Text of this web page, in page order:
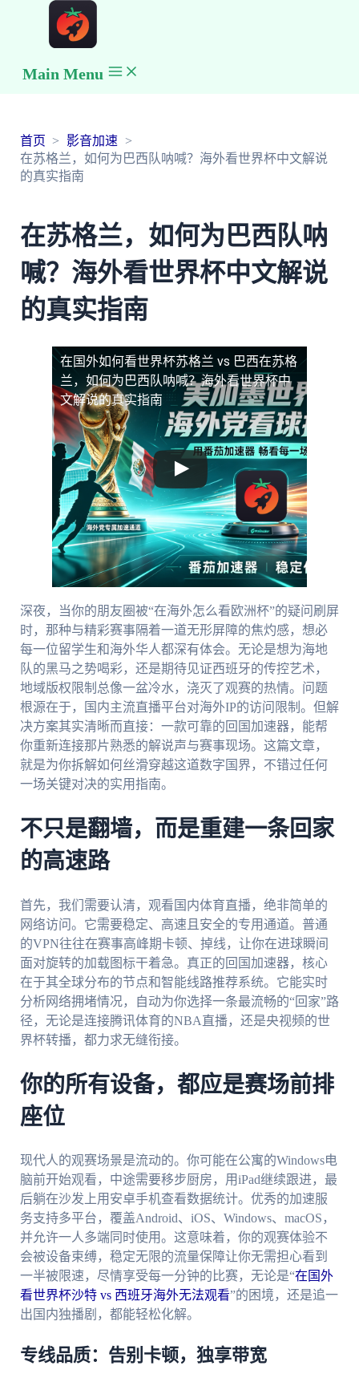
Main Menu
首页
影音加速
在苏格兰，如何为巴西队呐喊？海外看世界杯中文解说
的真实指南
在苏格兰，如何为巴西队呐
喊？海外看世界杯中文解说
的真实指南
在国外如何看世界杯苏格兰 vs 巴西在苏格
兰，如何为巴西队呐喊？海外看世界杯中
文解说的真实指南
深夜，当你的朋友圈被“在海外怎么看欧洲杯”的疑问刷屏
时，那种与精彩赛事隔着一道无形屏障的焦灼感，想必
每一位留学生和海外华人都深有体会。无论是想为海地
队的黑马之势喝彩，还是期待见证西班牙的传控艺术，
地域版权限制总像一盆冷水，浇灭了观赛的热情。问题
根源在于，国内主流直播平台对海外IP的访问限制。但解
决方案其实清晰而直接：一款可靠的回国加速器，能帮
你重新连接那片熟悉的解说声与赛事现场。这篇文章，
就是为你拆解如何丝滑穿越这道数字国界，不错过任何
一场关键对决的实用指南。
不只是翻墙，而是重建一条回家
的高速路
首先，我们需要认清，观看国内体育直播，绝非简单的
网络访问。它需要稳定、高速且安全的专用通道。普通
的VPN往往在赛事高峰期卡顿、掉线，让你在进球瞬间
面对旋转的加载图标干着急。真正的回国加速器，核心
在于其全球分布的节点和智能线路推荐系统。它能实时
分析网络拥堵情况，自动为你选择一条最流畅的“回家”路
径，无论是连接腾讯体育的NBA直播，还是央视频的世
界杯转播，都力求无缝衔接。
你的所有设备，都应是赛场前排
座位
现代人的观赛场景是流动的。你可能在公寓的Windows电
脑前开始观看，中途需要移步厨房，用iPad继续跟进，最
后躺在沙发上用安卓手机查看数据统计。优秀的加速服
务支持多平台，覆盖Android、iOS、Windows、macOS，
并允许一人多端同时使用。这意味着，你的观赛体验不
会被设备束缚，稳定无限的流量保障让你无需担心看到
一半被限速，尽情享受每一分钟的比赛，无论是“在国外
看世界杯沙特 vs 西班牙海外无法观看”的困境，还是追一
出国内独播剧，都能轻松化解。
专线品质：告别卡顿，独享带宽